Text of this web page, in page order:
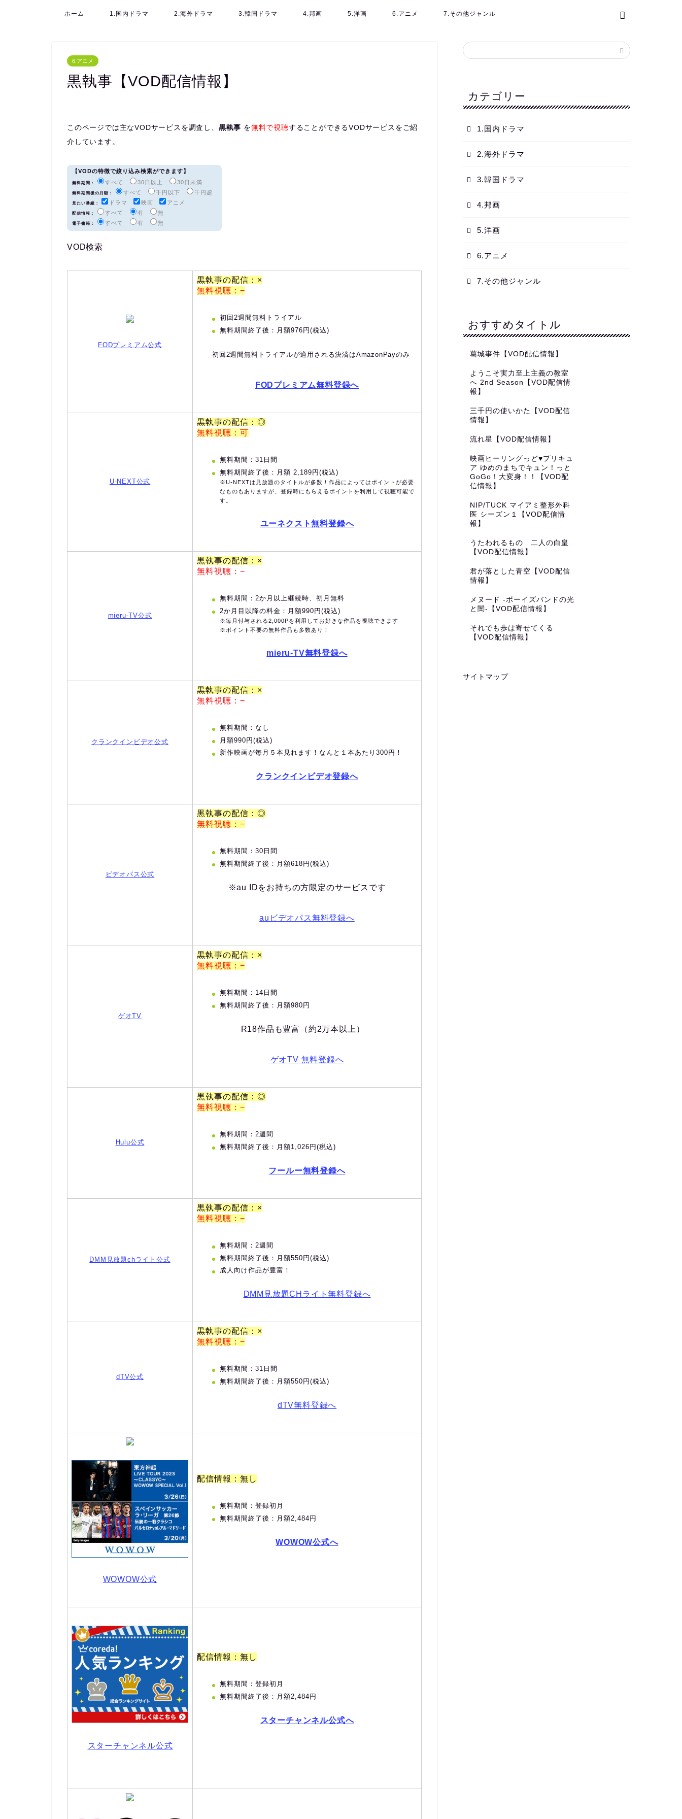
ホーム 1.国内ドラマ 2.海外ドラマ 3.韓国ドラマ 4.邦画 5.洋画 6.アニメ 7.その他ジャンル
6.アニメ
黒執事【VOD配信情報】
このページでは主なVODサービスを調査し、 黒執事 を無料で視聴することができるVODサービスをご紹
介しています。
【VODの特徴で絞り込み検索ができます】
無料期間： すべて 30日以上 30日未満
無料期間後の月額： すべて 千円以下 千円超
見たい番組： ドラマ 映画 アニメ
配信情報： すべて 有 無
電子書籍： すべて 有 無
VOD検索
FODプレミアム公式
黒執事の配信：×
無料視聴：−
初回2週間無料トライアル
無料期間終了後：月額976円(税込)
初回2週間無料トライアルが適用される決済はAmazonPayのみ
FODプレミアム無料登録へ
U-NEXT公式
黒執事の配信：◎
無料視聴：可
無料期間：31日間
無料期間終了後：月額 2,189円(税込)
※U-NEXTは見放題のタイトルが多数！作品によってはポイントが必要
なものもありますが、登録時にもらえるポイントを利用して視聴可能で
す。
ユーネクスト無料登録へ
mieru-TV公式
黒執事の配信：×
無料視聴：−
無料期間：2か月以上継続時、初月無料
2か月目以降の料金：月額990円(税込)
※毎月付与される2,000Pを利用してお好きな作品を視聴できます
※ポイント不要の無料作品も多数あり！
mieru-TV無料登録へ
クランクインビデオ公式
黒執事の配信：×
無料視聴：−
無料期間：なし
月額990円(税込)
新作映画が毎月５本見れます！なんと１本あたり300円！
クランクインビデオ登録へ
ビデオパス公式
黒執事の配信：◎
無料視聴：−
無料期間：30日間
無料期間終了後：月額618円(税込)
※au IDをお持ちの方限定のサービスです
auビデオパス無料登録へ
ゲオTV
黒執事の配信：×
無料視聴：−
無料期間：14日間
無料期間終了後：月額980円
R18作品も豊富（約2万本以上）
ゲオTV 無料登録へ
Hulu公式
黒執事の配信：◎
無料視聴：−
無料期間：2週間
無料期間終了後：月額1,026円(税込)
フールー無料登録へ
DMM見放題chライト公式
黒執事の配信：×
無料視聴：−
無料期間：2週間
無料期間終了後：月額550円(税込)
成人向け作品が豊富！
DMM見放題CHライト無料登録へ
dTV公式
黒執事の配信：×
無料視聴：−
無料期間：31日間
無料期間終了後：月額550円(税込)
dTV無料登録へ
WOWOW公式
配信情報：無し
無料期間：登録初月
無料期間終了後：月額2,484円
WOWOW公式へ
スターチャンネル公式
配信情報：無し
無料期間：登録初月
無料期間終了後：月額2,484円
スターチャンネル公式へ
カテゴリー
1.国内ドラマ
2.海外ドラマ
3.韓国ドラマ
4.邦画
5.洋画
6.アニメ
7.その他ジャンル
おすすめタイトル
葛城事件【VOD配信情報】
ようこそ実力至上主義の教室
へ 2nd Season【VOD配信情
報】
三千円の使いかた【VOD配信
情報】
流れ星【VOD配信情報】
映画ヒーリングっど♥プリキュ
ア ゆめのまちでキュン！っと
GoGo！大変身！！【VOD配
信情報】
NIP/TUCK マイアミ整形外科
医 シーズン１【VOD配信情
報】
うたわれるもの 二人の白皇
【VOD配信情報】
君が落とした青空【VOD配信
情報】
メヌード -ボーイズバンドの光
と闇-【VOD配信情報】
それでも歩は寄せてくる
【VOD配信情報】
サイトマップ